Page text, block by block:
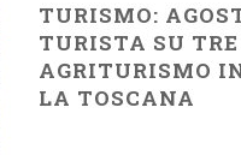
TURISMO:
TURISTA SU
AGRITURISMO
LA TOSCANA